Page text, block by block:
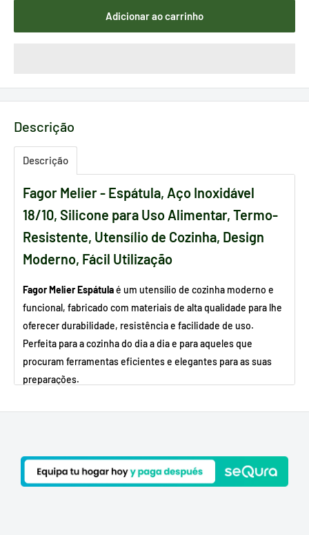
Adicionar ao carrinho
Descrição
Descrição
Fagor Melier - Espátula, Aço Inoxidável
18/10, Silicone para Uso Alimentar, Termo-
Resistente, Utensílio de Cozinha, Design
Moderno, Fácil Utilização
Fagor Melier Espátulaé um utensílio de cozinha moderno e
funcional, fabricado com materiais de alta qualidade para lhe
oferecer durabilidade, resistência e facilidade de uso.
Perfeita para a cozinha do dia a dia e para aqueles que
procuram ferramentas eficientes e elegantes para as suas
preparações.
Materiais resistentes:A espátula plana para cozinhar
Fagor Melier é fabricada em aço inoxidável de alta